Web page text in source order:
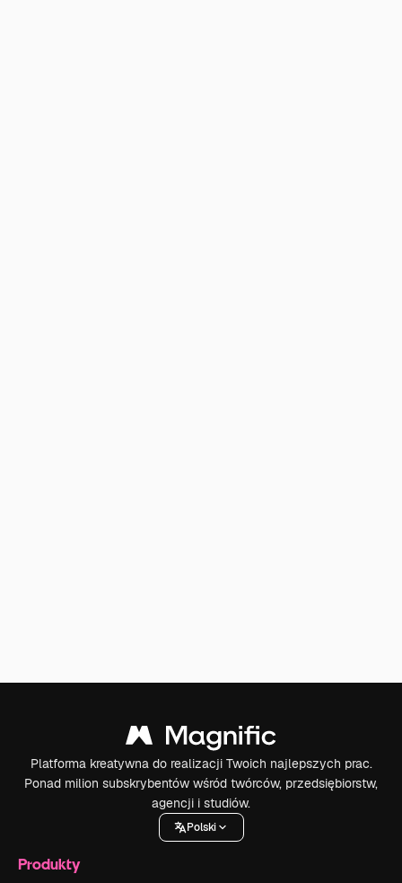
Platforma kreatywna do realizacji Twoich najlepszych prac.
Ponad milion subskrybentów wśród twórców, przedsiębiorstw,
agencji i studiów.
Polski
Produkty